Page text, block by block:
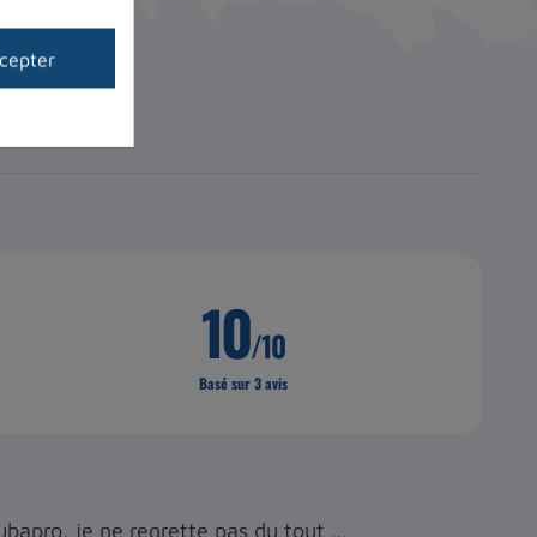
10/10
Basé sur 3 avis
je ne regrette pas du tout …